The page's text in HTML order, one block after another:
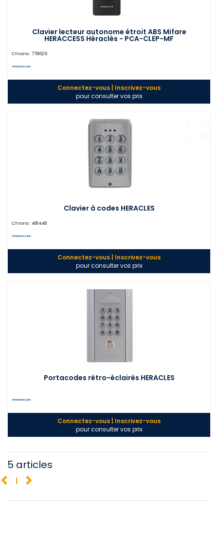
Clavier lecteur autonome étroit ABS Mifare
HERACCESS Héraclès - PCA-CLEP-MF
Chrono : 778626
Connectez-vous | Inscrivez-vous
pour consulter vos prix
Clavier à codes HERACLES
Chrono : 481448
Connectez-vous | Inscrivez-vous
pour consulter vos prix
Portacodes rétro-éclairés HERACLES
Connectez-vous | Inscrivez-vous
pour consulter vos prix
5 articles
1